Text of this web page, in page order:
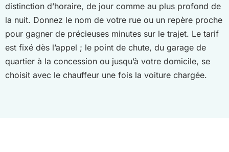
distinction d’horaire, de jour comme au plus profond de
la nuit. Donnez le nom de votre rue ou un repère proche
pour gagner de précieuses minutes sur le trajet. Le tarif
est fixé dès l’appel ; le point de chute, du garage de
quartier à la concession ou jusqu’à votre domicile, se
choisit avec le chauffeur une fois la voiture chargée.